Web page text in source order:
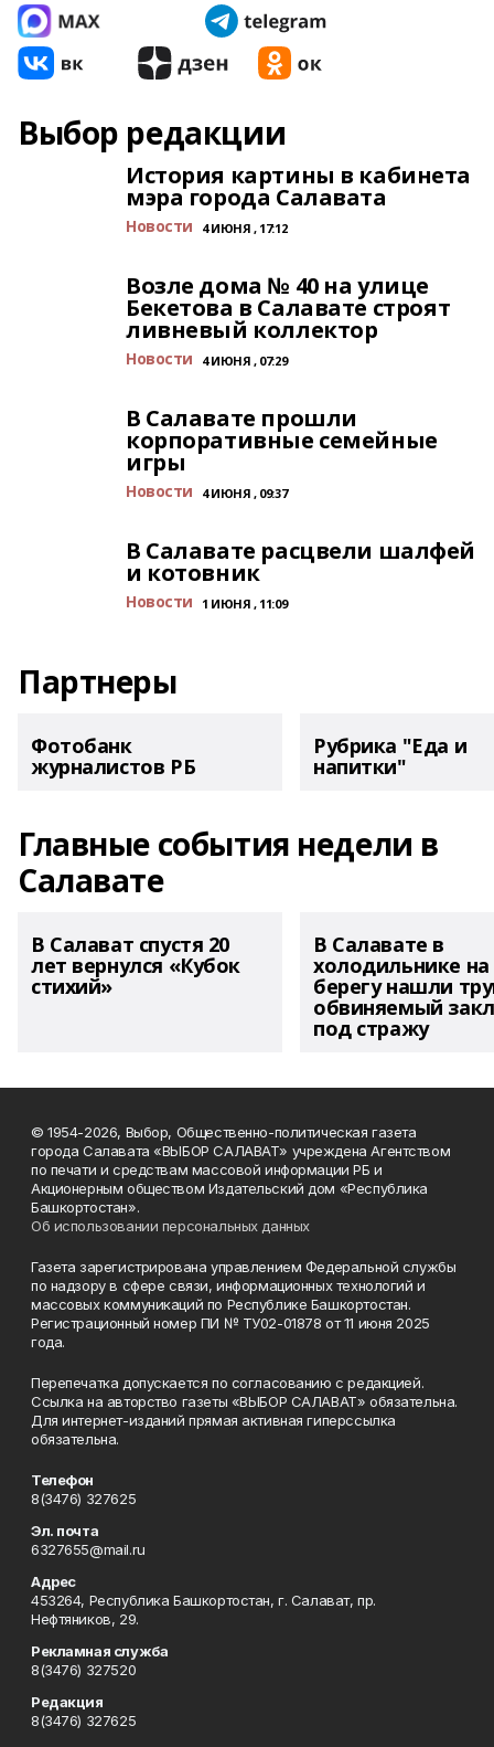
Выбор редакции
История картины в кабинета
мэра города Салавата
Новости 4 ИЮНЯ , 17:12
Возле дома № 40 на улице
Бекетова в Салавате строят
ливневый коллектор
Новости 4 ИЮНЯ , 07:29
В Салавате прошли
корпоративные семейные
игры
Новости 4 ИЮНЯ , 09:37
В Салавате расцвели шалфей
и котовник
Новости 1 ИЮНЯ , 11:09
Партнеры
Фотобанк
журналистов РБ
Рубрика "Еда и
напитки"
Главные события недели в
Салавате
В Салават спустя 20
лет вернулся «Кубок
стихий»
В Салавате в
холодильнике на
берегу нашли
обвиняемый
под стражу
© 1954-2026, Выбор, Общественно-политическая газета
города Салавата «ВЫБОР САЛАВАТ» учреждена Агентством
по печати и средствам массовой информации РБ и
Акционерным обществом Издательский дом «Республика
Башкортостан».
Об использовании персональных данных
Газета зарегистрирована управлением Федеральной службы
по надзору в сфере связи, информационных технологий и
массовых коммуникаций по Республике Башкортостан.
Регистрационный номер ПИ № ТУ02-01878 от 11 июня 2025
года.
Перепечатка допускается по согласованию с редакцией.
Ссылка на авторство газеты «ВЫБОР САЛАВАТ» обязательна.
Для интернет-изданий прямая активная гиперссылка
обязательна.
Телефон
8(3476) 327625
Эл. почта
6327655@mail.ru
Адрес
453264, Республика Башкортостан, г. Салават, пр.
Нефтяников, 29.
Рекламная служба
8(3476) 327520
Редакция
8(3476) 327625